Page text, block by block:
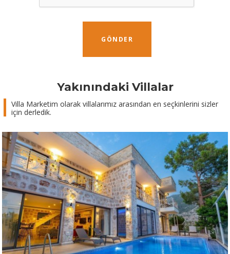
GÖNDER
Yakınındaki Villalar
Villa Marketim olarak villalarımız arasından en seçkinlerini sizler
için derledik.